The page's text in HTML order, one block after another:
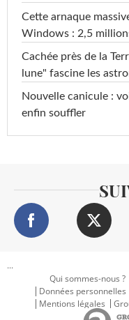
Cette arnaque
Windows : 2,5
Cachée près de la
lune" fascine les
Nouvelle canicule :
enfin souffler
...
Qui sommes-nous ?
Données personnelles
Mentions légales